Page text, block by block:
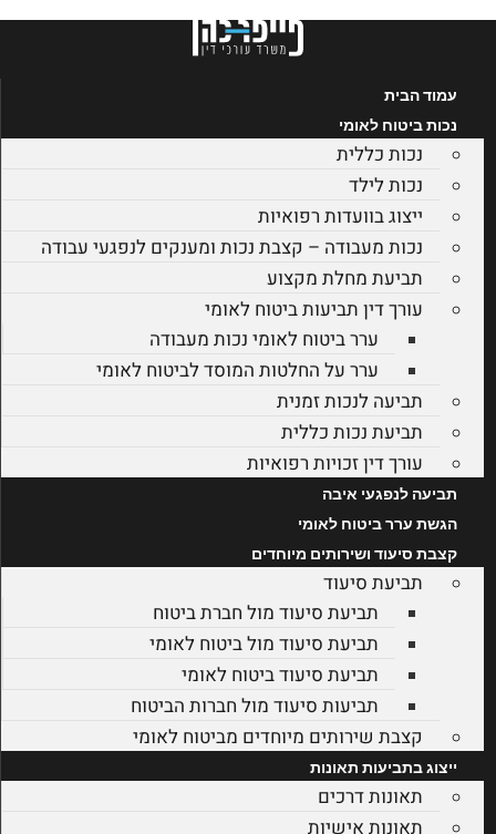
עמוד הבית
נכות ביטוח לאומי
נכות כללית
נכות לילד
ייצוג בוועדות רפואיות
נכות מעבודה – קצבת נכות ומענקים לנפגעי עבודה
תביעת מחלת מקצוע
עורך דין תביעות ביטוח לאומי
ערר ביטוח לאומי נכות מעבודה
ערר על החלטות המוסד לביטוח לאומי
תביעה לנכות זמנית
תביעת נכות כללית
עורך דין זכויות רפואיות
תביעה לנפגעי איבה
הגשת ערר ביטוח לאומי
קצבת סיעוד ושירותים מיוחדים
תביעת סיעוד
תביעת סיעוד מול חברת ביטוח
תביעת סיעוד מול ביטוח לאומי
תביעת סיעוד ביטוח לאומי
תביעות סיעוד מול חברות הביטוח
קצבת שירותים מיוחדים מביטוח לאומי
ייצוג בתביעות תאונות
תאונות דרכים
תאונות אישיות